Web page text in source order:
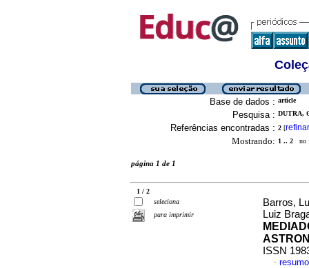
Base de dados : article
Pesquisa : DUTRA,
Referências encontradas : 2 [refinar
Mostrando: 1 .. 2 no
página 1 de 1
1 / 2
seleciona
para imprimir
Barros,
Luiz
ISSN
·